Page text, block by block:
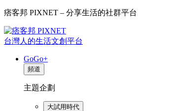
痞客邦 PIXNET – 分享生活的社群平台
台灣人的生活文創平台
GoGo+
頻道
主題企劃
大試用時代